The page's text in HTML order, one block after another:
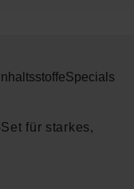
InhaltsstoffeSpecials
für starkes,